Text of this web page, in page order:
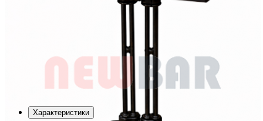
Характеристики